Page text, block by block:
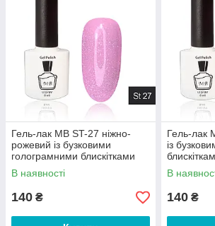
Гель-лак MB ST-27 ніжно-
рожевий із бузковими
голограмними блискітками
STAR Collection, блискітки 8
мл
В наявності
140 ₴
Гель-лак
із
блискітки
В
140 ₴